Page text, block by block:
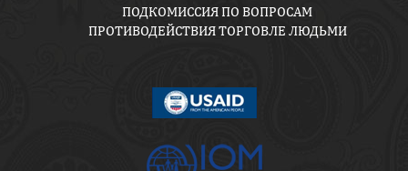
ПОДКОМИССИЯ ПО ВОПРОСАМ
ПРОТИВОДЕЙСТВИЯ ТОРГОВЛЕ ЛЮДЬМИ